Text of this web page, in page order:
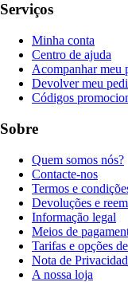
Serviços
Minha conta
Centro de ajuda
Acompanhar meu
Devolver meu
Códigos
Sobre
Quem somos nós?
Contacte-nos
Termos e
Devoluções e
Informação legal
Meios de
Tarifas e opções
Nota de
A nossa loja